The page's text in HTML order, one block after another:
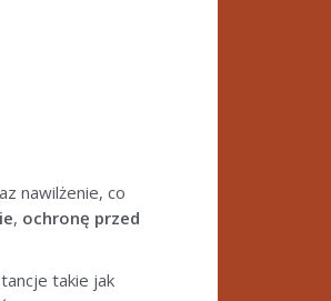
nawilżenie, co
, ochronę przed
takie jak